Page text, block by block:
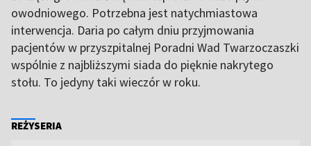
owodniowego. Potrzebna jest natychmiastowa
interwencja. Daria po całym dniu przyjmowania
pacjentów w przyszpitalnej Poradni Wad Twarzoczaszki
wspólnie z najbliższymi siada do pięknie nakrytego
stołu. To jedyny taki wieczór w roku.
REŻYSERIA